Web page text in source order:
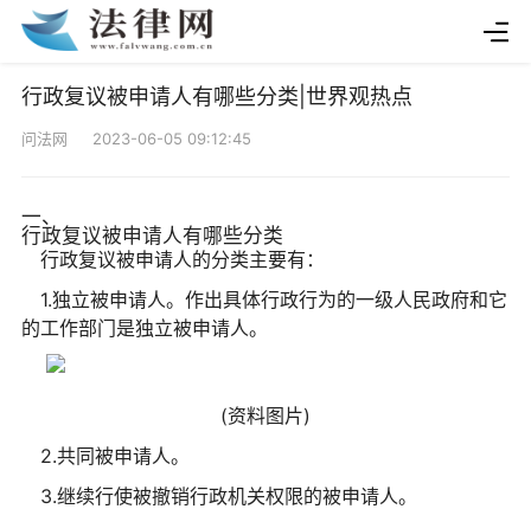
行政复议被申请人有哪些分类|世界观热点
问法网 2023-06-05 09:12:45
一、
行政复议被申请人有哪些分类
行政复议被申请人的分类主要有：
1.独立被申请人。作出具体行政行为的一级人民政府和它
的工作部门是独立被申请人。
(资料图片)
2.共同被申请人。
3.继续行使被撤销行政机关权限的被申请人。